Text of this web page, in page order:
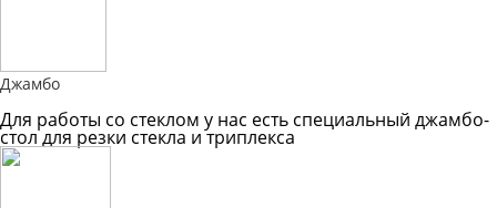
Джамбо
Для работы со стеклом у нас есть специальный джамбо-
стол для резки стекла и триплекса